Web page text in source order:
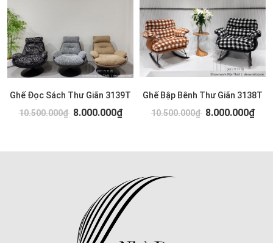
Ghế Đọc Sách Thư Giãn 3139T
10.500.000₫ 8.000.000₫
Ghế Bập Bênh Thư Giãn 3138T
10.500.000₫ 8.000.000₫